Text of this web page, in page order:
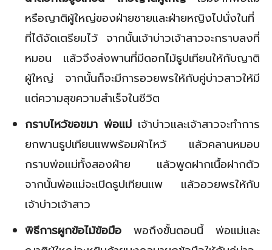
หรือญาติผู้ใหญ่ของฝ่ายชายและฝ่ายหญิงไปนั่งในที่
ที่ได้จัดเตรียมไว้ จากนั้นเจ้าบ่าวเจ้าสาวจะกราบลงที่
หมอน แล้วจึงส่งพานที่มีดอกไม้ธูปเทียนให้กับญาติ
ผู้ใหญ่ จากนั้นก็จะมีการอวยพรให้กับคู่บ่าวสาวให้มี
แต่ความสุขความสำเร็จในชีวิต
กราบไหว้ขอขมา พ่อแม่ เจ้าบ่าวและเจ้าสาวจะทำการ
ยกพานธูปเทียนแพพร้อมผ้าไหว้ แล้วคลานหมอบ
กราบพ่อแม่ทั้งสองฝ่าย แล้วพูดฝากเนื้อฝากตัว
จากนั้นพ่อแม่จะเปิดธูปเทียนแพ แล้วอวยพรให้กับ
เจ้าบ่าวเจ้าสาว
พิธีการผูกข้อไม้ข้อมือ พอถึงขั้นตอนนี้ พ่อแม่และ